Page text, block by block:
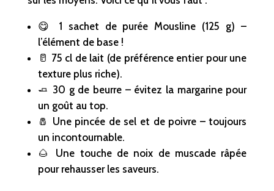
😋 1 sachet de purée Mousline (125 g) –
l’élément de base !
🥛 75 cl de lait (de préférence entier pour une
texture plus riche).
🧈 30 g de beurre – évitez la margarine pour
un goût au top.
🧂 Une pincée de sel et de poivre – toujours
un incontournable.
🌰 Une touche de noix de muscade râpée
pour rehausser les saveurs.